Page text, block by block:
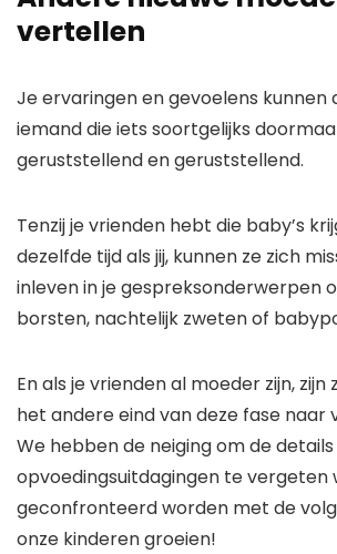
vertellen
Je ervaringen en gevoelens kunnen
iemand die iets soortgelijks
geruststellend en geruststellend.
Tenzij je vrienden hebt die baby’s
dezelfde tijd als jij, kunnen ze zich
inleven in je gespreksonderwerpen
borsten, nachtelijk zweten of
En als je vrienden al moeder zijn, zijn
het andere eind van deze fase naar
We hebben de neiging om de
opvoedingsuitdagingen te vergeten
geconfronteerd worden met de
onze kinderen groeien!